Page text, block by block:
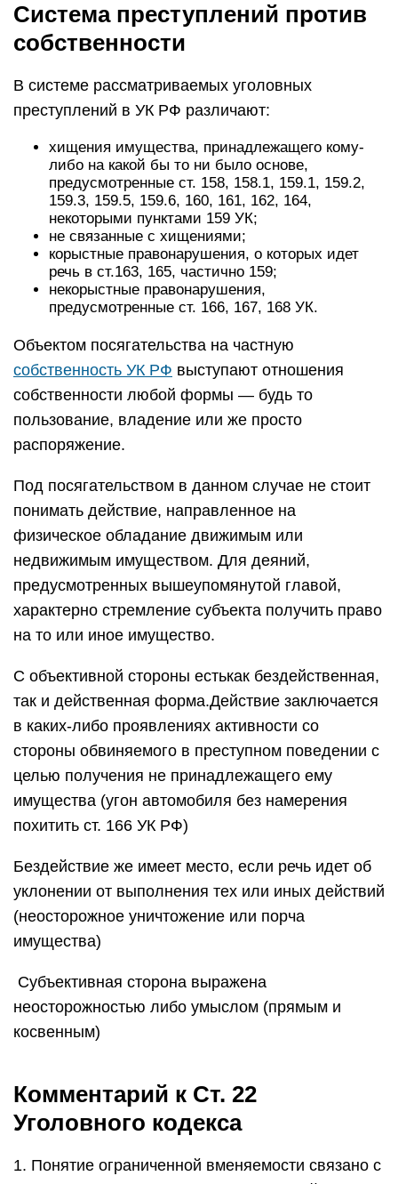
Система преступлений против
собственности
В системе рассматриваемых уголовных
преступлений в УК РФ различают:
хищения имущества, принадлежащего кому-
либо на какой бы то ни было основе,
предусмотренные ст. 158, 158.1, 159.1, 159.2,
159.3, 159.5, 159.6, 160, 161, 162, 164,
некоторыми пунктами 159 УК;
не связанные с хищениями;
корыстные правонарушения, о которых идет
речь в ст.163, 165, частично 159;
некорыстные правонарушения,
предусмотренные ст. 166, 167, 168 УК.
Объектом посягательства на частную
собственность УК РФ выступают отношения
собственности любой формы — будь то
пользование, владение или же просто
распоряжение.
Под посягательством в данном случае не стоит
понимать действие, направленное на
физическое обладание движимым или
недвижимым имуществом. Для деяний,
предусмотренных вышеупомянутой главой,
характерно стремление субъекта получить право
на то или иное имущество.
С объективной стороны естькак бездейственная,
так и действенная форма.Действие заключается
в каких-либо проявлениях активности со
стороны обвиняемого в преступном поведении с
целью получения не принадлежащего ему
имущества (угон автомобиля без намерения
похитить ст. 166 УК РФ)
Бездействие же имеет место, если речь идет об
уклонении от выполнения тех или иных действий
(неосторожное уничтожение или порча
имущества)
Субъективная сторона выражена
неосторожностью либо умыслом (прямым и
косвенным)
Комментарий к Ст. 22
Уголовного кодекса
1. Понятие ограниченной вменяемости связано с